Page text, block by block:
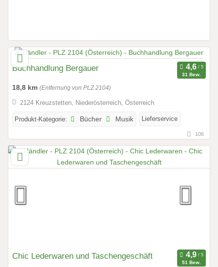
Buchhandlung Bergauer
31 Bew.
18,8 km (Entfernung von PLZ 2104)
2124 Kreuzstetten, Niederösterreich, Österreich
Produkt-Kategorie: Bücher Musik Lieferservice
106
Chic Lederwaren und Taschengeschäft
51 Bew.